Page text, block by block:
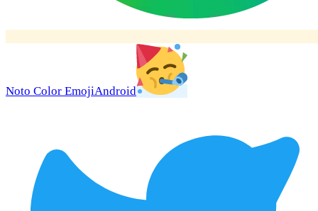
Noto Color EmojiAndroid